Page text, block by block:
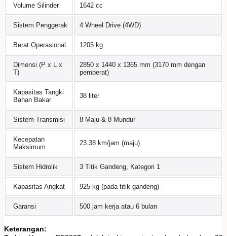
Volume Silinder 1642 cc
Sistem Penggerak 4 Wheel Drive (4WD)
Berat Operasional 1205 kg
Dimensi (P x L x
T)
2850 x 1440 x 1365 mm (3170 mm dengan
pemberat)
Kapasitas Tangki
Bahan Bakar
38 liter
Sistem Transmisi 8 Maju & 8 Mundur
Kecepatan
Maksimum
23.38 km/jam (maju)
Sistem Hidrolik 3 Titik Gandeng, Kategori 1
Kapasitas Angkat 925 kg (pada titik gandeng)
Garansi 500 jam kerja atau 6 bulan
Keterangan: